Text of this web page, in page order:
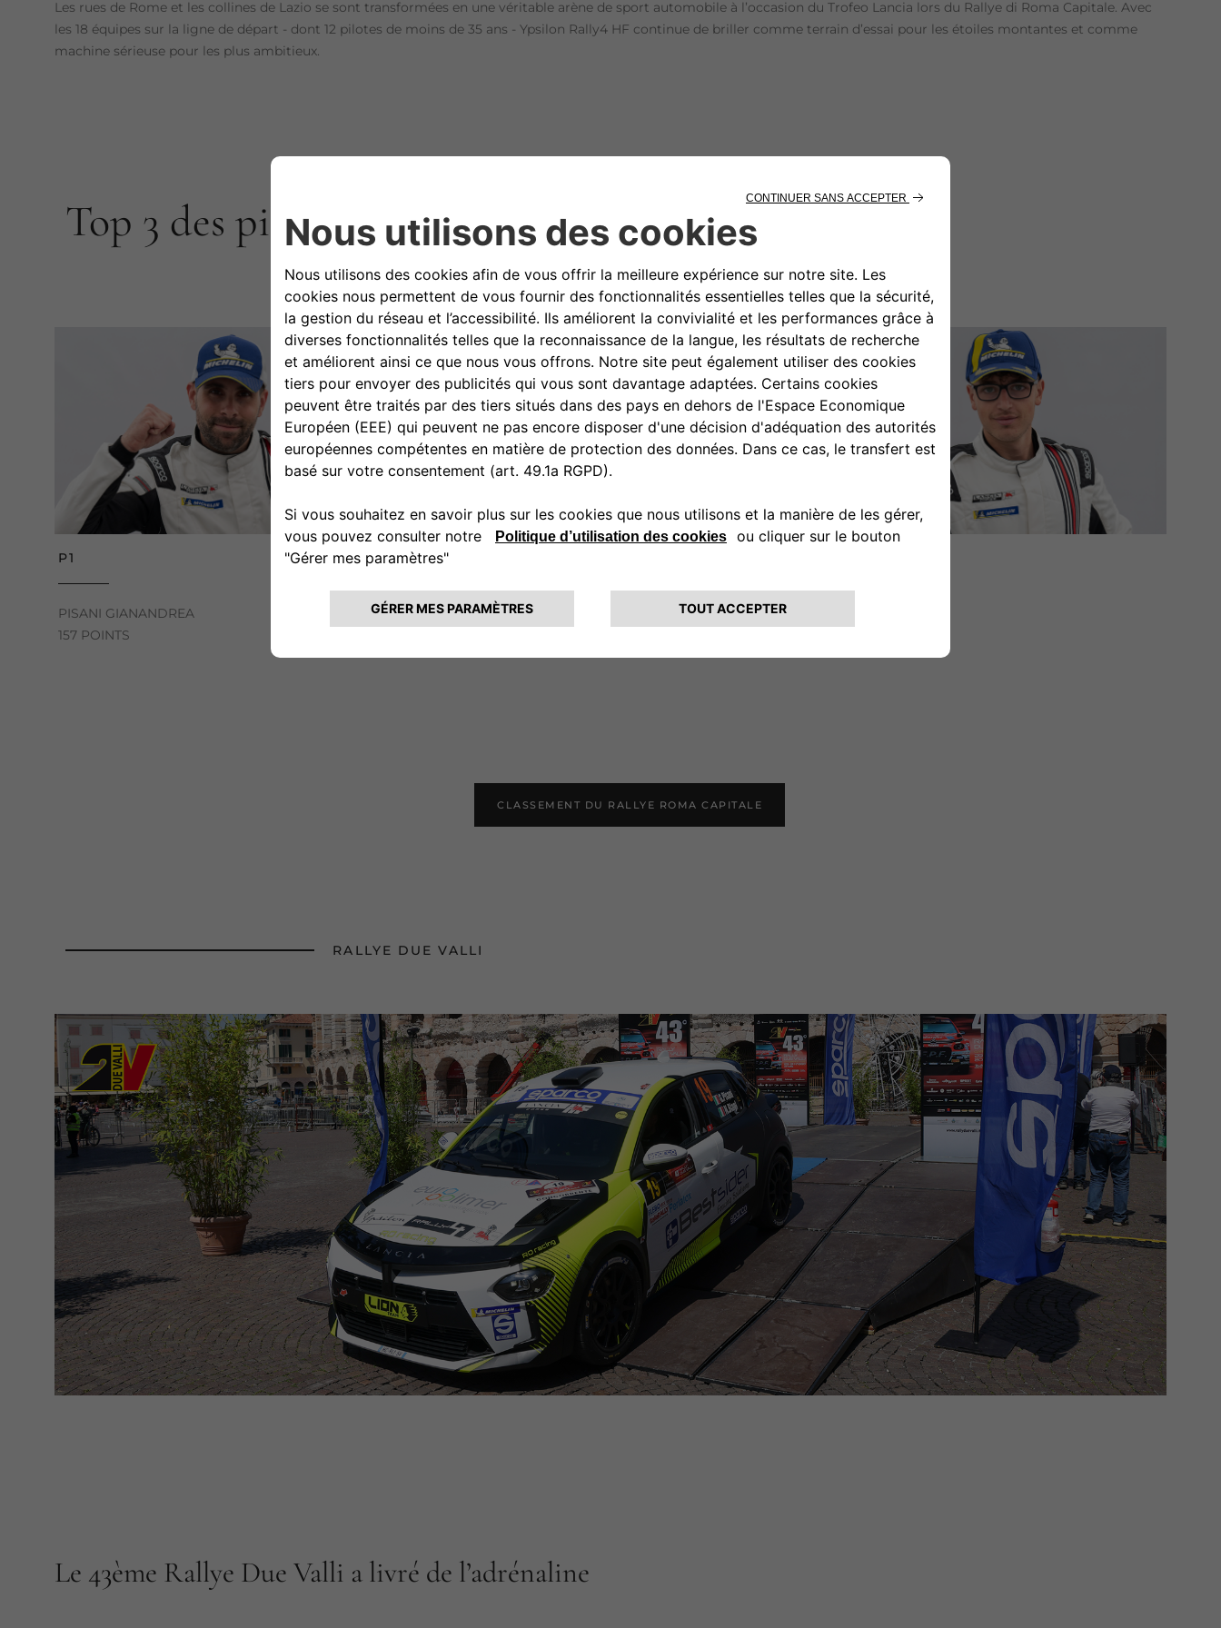
Les rues de Rome et les collines de Lazio se sont transformées en une véritable arène de sport automobile à l’occasion du Trofeo Lancia lors du Rallye di Roma Capitale. Avec
les 18 équipes sur la ligne de départ - dont 12 pilotes de moins de 35 ans - Ypsilon Rally4 HF continue de briller comme terrain d’essai pour les étoiles montantes et comme
machine sérieuse pour les plus ambitieux.
Top 3 des pilotes du Rallye Roma Capitale
P1
PISANI GIANANDREA
157 POINTS
P2
COGNI GIORGIO
CLASSEMENT DU RALLYE ROMA CAPITALE
RALLYE DUE VALLI
Le 43ème Rallye Due Valli a livré de l’adrénaline